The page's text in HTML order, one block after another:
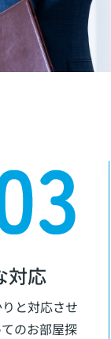
対応
と対応させ
のお部屋探